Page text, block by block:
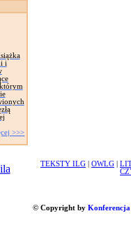
i
>>>
TEKSTY ILG OWLG
© Copyright by Konferencja